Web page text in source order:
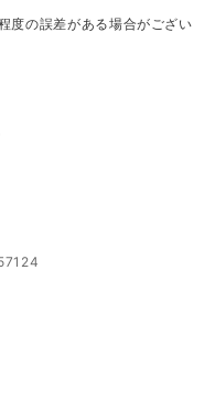
度の誤差がある場合がござい